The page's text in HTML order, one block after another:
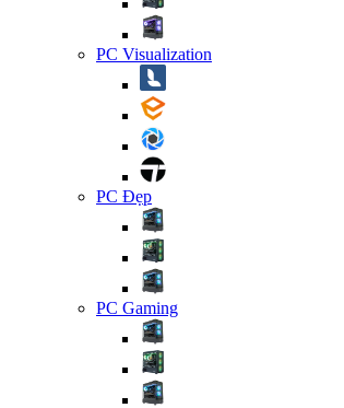
PC Visualization
PC Đẹp
PC Gaming